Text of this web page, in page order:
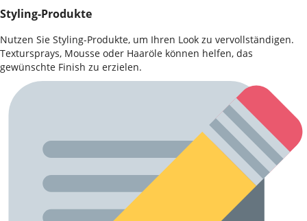
Styling-Produkte
Nutzen Sie Styling-Produkte, um Ihren Look zu vervollständigen.
Textursprays, Mousse oder Haaröle können helfen, das
gewünschte Finish zu erzielen.